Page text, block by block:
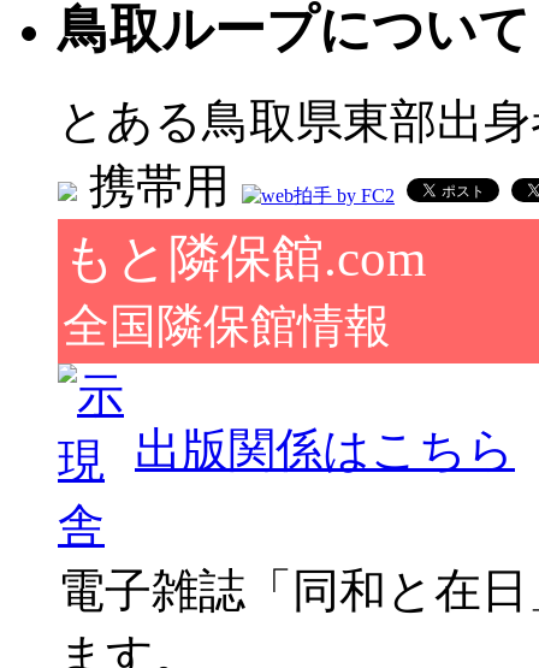
鳥取ループについて
とある鳥取県東部出
携帯用
もと隣保館.com
全国隣保館情報
出版関係はこちら
電子雑誌「同和と在
ます。